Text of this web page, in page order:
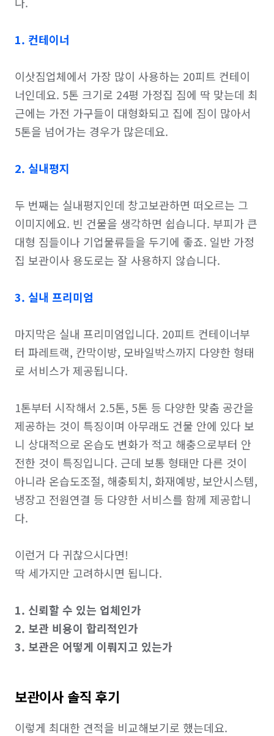
1. 컨테이너
이삿짐업체에서 가장 많이 사용하는 20피트 컨테이
너인데요. 5톤 크기로 24평 가정집 짐에 딱 맞는데 최
근에는 가전 가구들이 대형화되고 집에 짐이 많아서
5톤을 넘어가는 경우가 많은데요.
2. 실내평지
두 번째는 실내평지인데 창고보관하면 떠오르는 그
이미지에요. 빈 건물을 생각하면 쉽습니다. 부피가 큰
대형 짐들이나 기업물류들을 두기에 좋죠. 일반 가정
집 보관이사 용도로는 잘 사용하지 않습니다.
3. 실내 프리미엄
마지막은 실내 프리미엄입니다. 20피트 컨테이너부
터 파레트랙, 칸막이방, 모바일박스까지 다양한 형태
로 서비스가 제공됩니다.
1톤부터 시작해서 2.5톤, 5톤 등 다양한 맞춤 공간을
제공하는 것이 특징이며 아무래도 건물 안에 있다 보
니 상대적으로 온습도 변화가 적고 해충으로부터 안
전한 것이 특징입니다. 근데 보통 형태만 다른 것이
아니라 온습도조절, 해충퇴치, 화재예방, 보안시스템,
냉장고 전원연결 등 다양한 서비스를 함께 제공합니
다.
이런거 다 귀찮으시다면!
딱 세가지만 고려하시면 됩니다.
1. 신뢰할 수 있는 업체인가
2. 보관 비용이 합리적인가
3. 보관은 어떻게 이뤄지고 있는가
보관이사 솔직 후기
이렇게 최대한 견적을 비교해보기로 했는데요.